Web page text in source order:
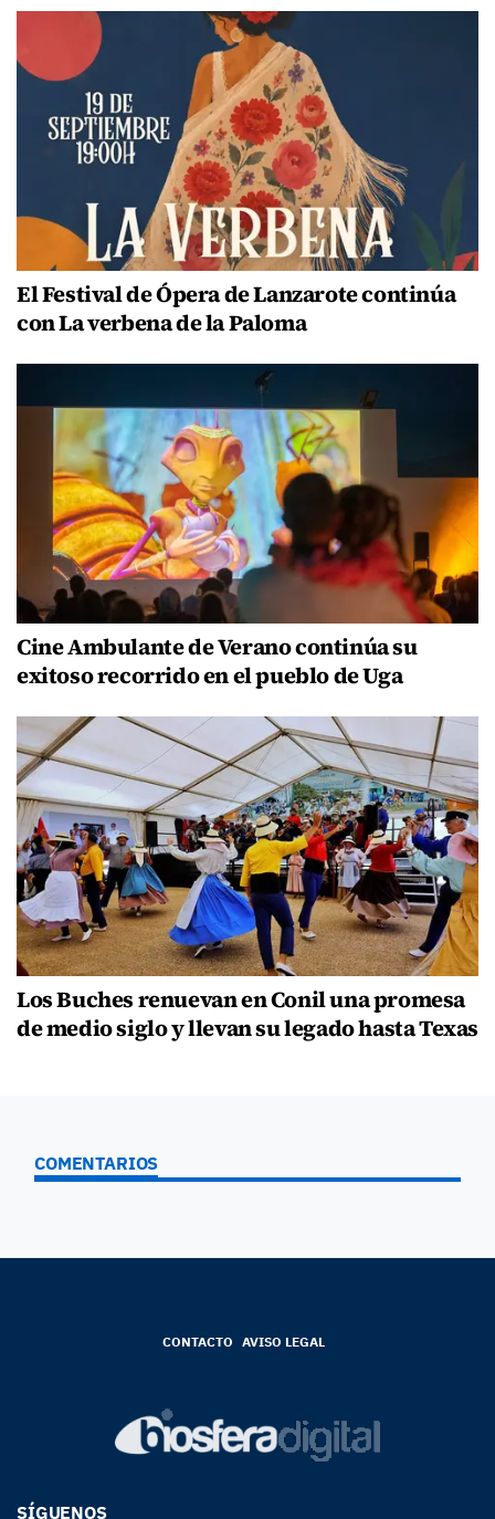
El Festival de Ópera de Lanzarote continúa
con La verbena de la Paloma
Cine Ambulante de Verano continúa su
exitoso recorrido en el pueblo de Uga
Los Buches renuevan en Conil una promesa
de medio siglo y llevan su legado hasta Texas
COMENTARIOS
CONTACTO AVISO LEGAL
SÍGUENOS